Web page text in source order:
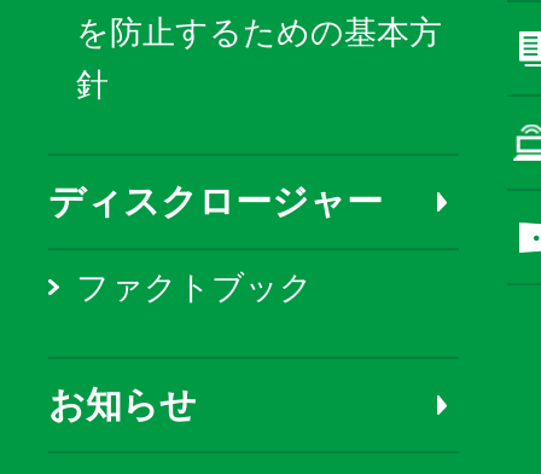
を防止するための基本方
針
ディスクロージャー
ファクトブック
お知らせ